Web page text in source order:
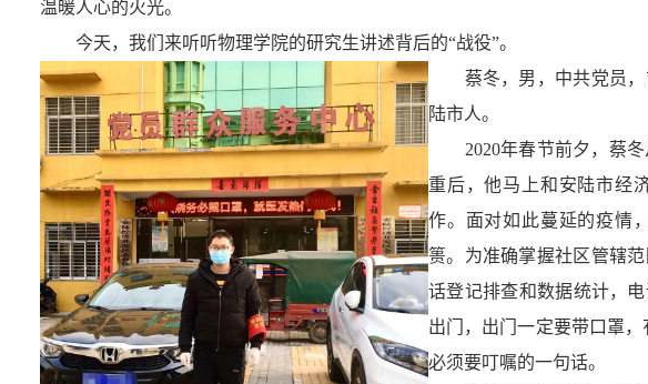
温暖人心的火光。
今天，我们来听听物理学院的研究生讲述背后的“战役”。
蔡冬，男，中共党员
陆市人。
2020年春节前夕，蔡冬
重后，他马上和安陆市经
作。面对如此蔓延的疫情
篑。为准确掌握社区管辖
话登记排查和数据统计，
出门，出门一定要带口罩
必须要叮嘱的一句话。